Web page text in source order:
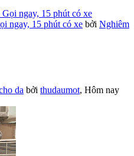
ngay, 15 phút có xe bởi Nghiêm
da bởi thudaumot, Hôm nay